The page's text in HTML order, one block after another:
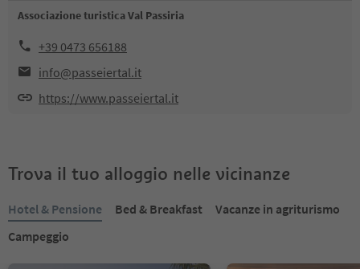
Associazione turistica Val Passiria
+39 0473 656188
info@passeiertal.it
https://www.passeiertal.it
Trova il tuo alloggio nelle vicinanze
Hotel & Pensione Bed & Breakfast
Vacanze in agriturismo
Campeggio